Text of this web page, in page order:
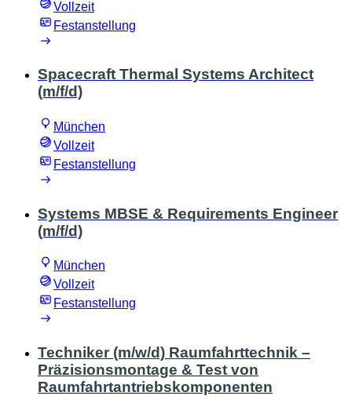
Vollzeit
Festanstellung
Spacecraft Thermal Systems Architect
(m/f/d)
München
Vollzeit
Festanstellung
Systems MBSE & Requirements Engineer
(m/f/d)
München
Vollzeit
Festanstellung
Techniker (m/w/d) Raumfahrttechnik –
Präzisionsmontage & Test von
Raumfahrtantriebskomponenten